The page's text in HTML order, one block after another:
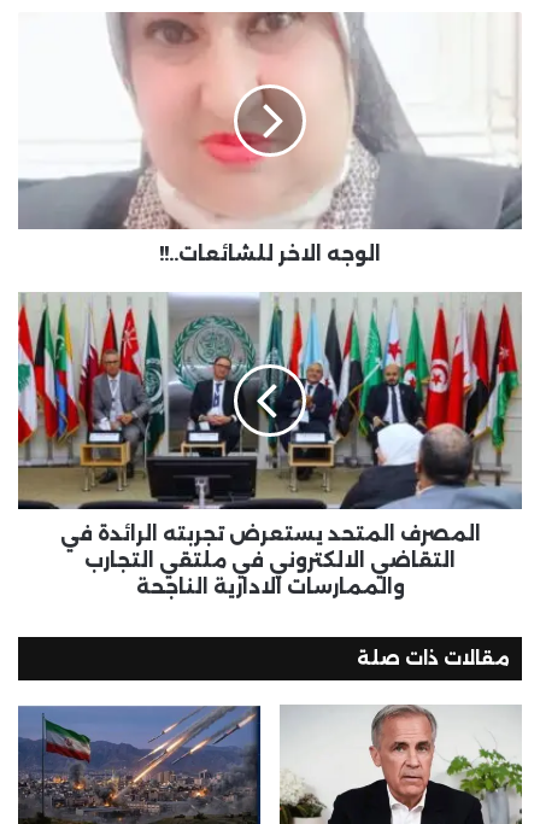
الوجه الاخر للشائعات..!!
المصرف المتحد يستعرض تجربته الرائدة في
التقاضي الالكتروني في ملتقي التجارب
والممارسات الادارية الناجحة
مقالات ذات صلة